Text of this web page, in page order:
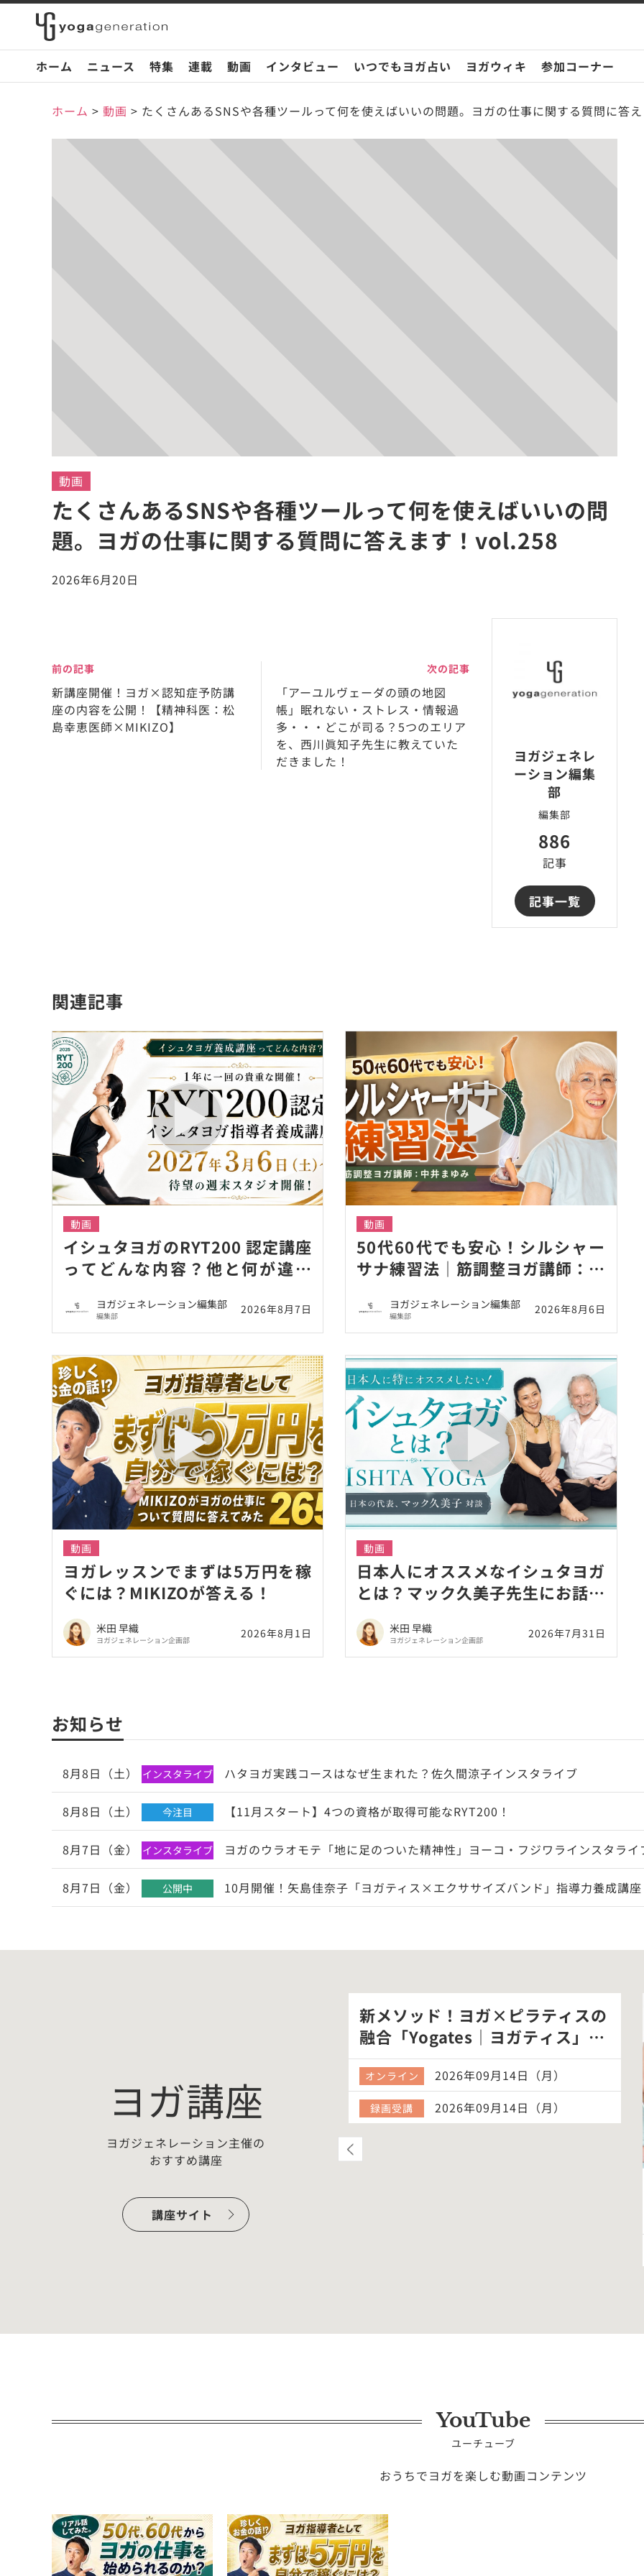
ホーム ニュース 特集 連載 動画 インタビュー いつでもヨガ占い ヨガウィキ 参加コーナー
ホーム > 動画 > たくさんあるSNSや各種ツールって何を使えばいいの問題。ヨガの仕事に関する質問に答
動画
たくさんあるSNSや各種ツールって何を使えばいいの問
題。ヨガの仕事に関する質問に答えます！vol.258
2026年6月20日
前の記事
新講座開催！ヨガ×認知症予防講
座の内容を公開！【精神科医：松
島幸恵医師×MIKIZO】
次の記事
「アーユルヴェーダの頭の地図
帳」眠れない・ストレス・情報過
多・・・どこが司る？5つのエリア
を、西川眞知子先生に教えていた
だきました！
ヨガジェネレ
ーション編集
部
編集部
886
記事
記事一覧
関連記事
動画
イシュタヨガのRYT200 認定講座
ってどんな内容？他と何が違う
ヨガジェネレーション編集部
編集部 2026年8月7日
動画
50代60代でも安心！シルシャー
サナ練習法｜筋調整ヨガ講師：中
ヨガジェネレーション編集部
編集部 2026年8月6日
動画
ヨガレッスンでまずは5万円を稼
ぐには？MIKIZOが答える！
米田 早織
ヨガジェネレーション企画部 2026年8月1日
動画
日本人にオススメなイシュタヨガ
とは？マック久美子先生にお話を
聞いてみた。
米田 早織
ヨガジェネレーション企画部 2026年7月31日
お知らせ
8月8日（土） インスタライブ ハタヨガ実践コースはなぜ生まれた？佐久間涼子インスタライブ
8月8日（土） 今注目 【11月スタート】4つの資格が取得可能なRYT200！
8月7日（金） インスタライブ ヨガのウラオモテ「地に足のついた精神性」ヨーコ・フジワラインスタライ
8月7日（金） 公開中 10月開催！矢島佳奈子「ヨガティス×エクササイズバンド」指導力養成講座
ヨガ講座
ヨガジェネレーション主催の
おすすめ講座
講座サイト
っとヨガ哲学「わかっちゃいるけ
YouTube
ユーチューブ
おうちでヨガを楽しむ動画コンテンツ